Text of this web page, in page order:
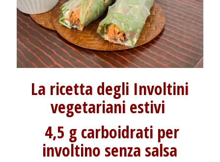
La ricetta degli Involtini
vegetariani estivi
4,5 g carboidrati per
involtino senza salsa